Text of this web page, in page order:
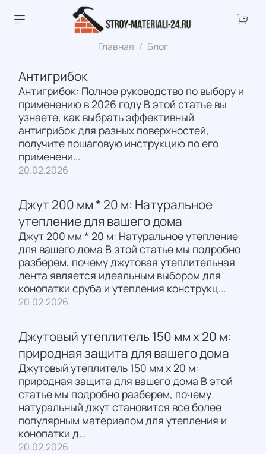
Главная Блог
Антигрибок
Антигрибок: Полное руководство по выбору и
применению в 2026 году В этой статье вы
узнаете, как выбрать эффективный
антигрибок для разных поверхностей,
получите пошаговую инструкцию по его
применени...
20.02.2026
Джут 200 мм * 20 м: Натуральное
утепление для вашего дома
Джут 200 мм * 20 м: Натуральное утепление
для вашего дома В этой статье мы подробно
разберем, почему джутовая утеплительная
лента является идеальным выбором для
конопатки сруба и утепления конструкц...
20.02.2026
Джутовый утеплитель 150 мм х 20 м:
природная защита для вашего дома
Джутовый утеплитель 150 мм х 20 м:
природная защита для вашего дома В этой
статье мы подробно разберем, почему
натуральный джут становится все более
популярным материалом для утепления и
конопатки д...
20.02.2026